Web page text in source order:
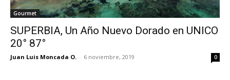
Gourmet
SUPERBIA, Un Año Nuevo Dorado en UNICO
20° 87°
Juan Luis Moncada O. - 6 noviembre, 2019 0